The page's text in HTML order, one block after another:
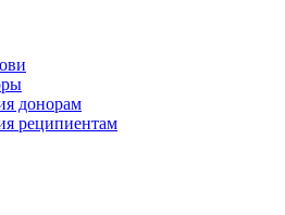
донорам
реципиентам